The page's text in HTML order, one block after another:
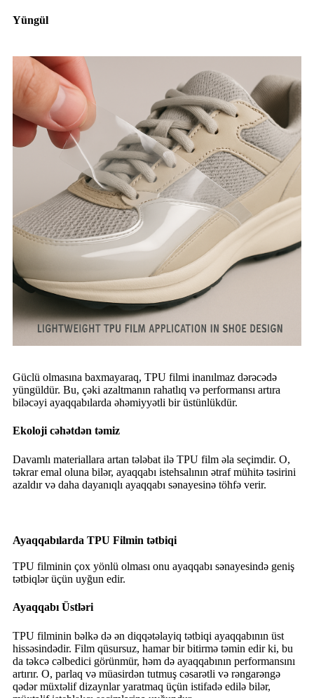
Yüngül
Güclü olmasına baxmayaraq, TPU filmi inanılmaz dərəcədə
yüngüldür. Bu, çəki azaltmanın rahatlıq və performansı artıra
biləcəyi ayaqqabılarda əhəmiyyətli bir üstünlükdür.
Ekoloji cəhətdən təmiz
Davamlı materiallara artan tələbat ilə TPU film əla seçimdir. O,
təkrar emal oluna bilər, ayaqqabı istehsalının ətraf mühitə təsirini
azaldır və daha dayanıqlı ayaqqabı sənayesinə töhfə verir.
Ayaqqabılarda TPU Filmin tətbiqi
TPU filminin çox yönlü olması onu ayaqqabı sənayesində geniş
tətbiqlər üçün uyğun edir.
Ayaqqabı Üstləri
TPU filminin bəlkə də ən diqqətəlayiq tətbiqi ayaqqabının üst
hissəsindədir. Film qüsursuz, hamar bir bitirmə təmin edir ki, bu
da təkcə cəlbedici görünmür, həm də ayaqqabının performansını
artırır. O, parlaq və müasirdən tutmuş cəsarətli və rəngarəngə
qədər müxtəlif dizaynlar yaratmaq üçün istifadə edilə bilər,